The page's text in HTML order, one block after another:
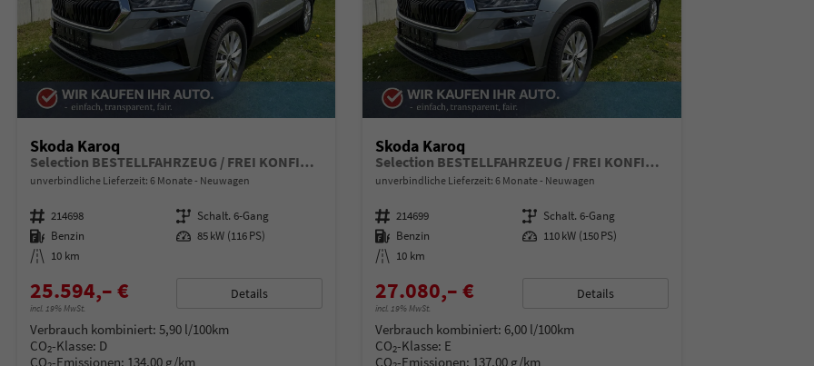
Skoda Karoq
Selection BESTELLFAHRZEUG / FREI KONFIGURIERBAR
unverbindliche Lieferzeit: 6 Monate Neuwagen
Fahrzeugnummer 214698 Getriebe Schalt. 6-Gang
Kraftstoff Benzin Leistung 85 kW (116 PS)
Kilometerstand 10 km
25.594,– €
incl. 19% MwSt.
Details
Verbrauch kombiniert: 5,90 l/100km
CO2-Klasse: D
CO -Emissionen: 134,00 g/km
Skoda Karoq
Selection BESTELLFAHRZEUG / FREI KONFIGURIERBAR
unverbindliche Lieferzeit:6 Monate Neuwagen
Fahrzeugnummer 214699 Getriebe Schalt. 6-Gang
Kraftstoff Benzin Leistung 110 kW (150 PS)
Kilometerstand 10 km
27.080,– €
incl. 19% MwSt.
Details
Verbrauch kombiniert: 6,00 l/100km
CO2-Klasse: E
CO -Emissionen: 137,00 g/km